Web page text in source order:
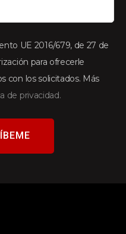
UE 2016/679, de 27 de
para ofrecerle
con los solicitados. Más
de privacidad.